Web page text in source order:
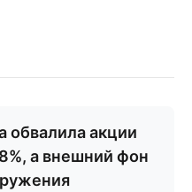
обвалила акции
а внешний фон